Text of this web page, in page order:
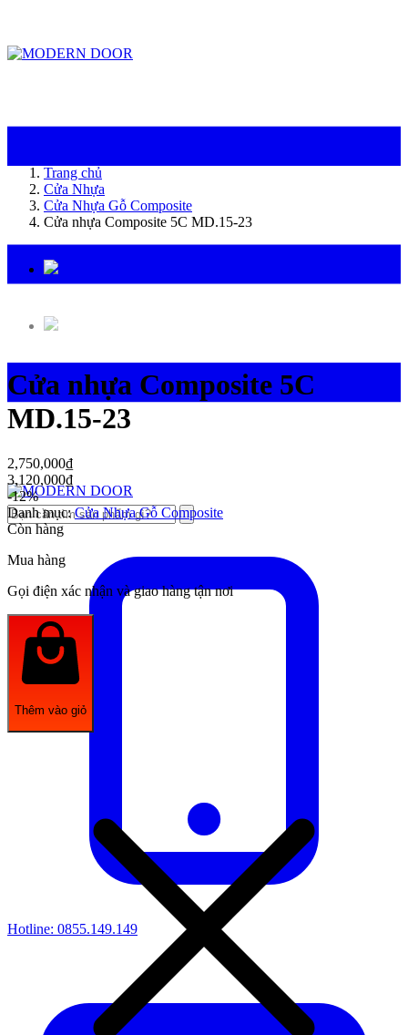
Hotline: 0855.149.149
Trang chủ
Cửa Nhựa
Cửa Nhựa Gỗ Composite
Cửa nhựa Composite 5C MD.15-23
Cửa nhựa Composite 5C
MD.15-23
2,750,000₫
3,120,000₫
-12%
Danh mục:Cửa Nhựa Gỗ Composite
Còn hàng
Mua hàng
Gọi điện xác nhận và giao hàng tận nơi
Thêm vào giỏ